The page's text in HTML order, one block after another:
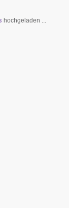
hochgeladen ...